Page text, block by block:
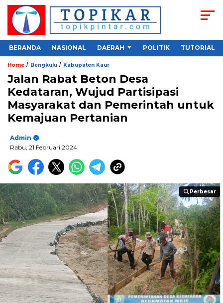
BERANDA NASIONAL DAERAH POLITIK TUTORIAL
Home / Bengkulu / Kabupaten Kaur
Jalan Rabat Beton Desa
Kedataran, Wujud Partisipasi
Masyarakat dan Pemerintah untuk
Kemajuan Pertanian
Admin
Rabu, 21 Februari 2024
Perbesar
Perbesar